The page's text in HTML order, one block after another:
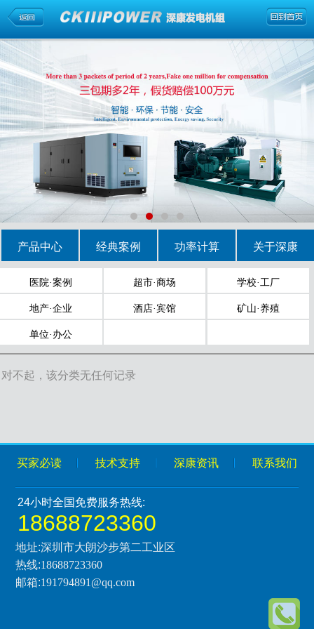
产品中心 经典案例 功率计算 关于深康
医院·案例 超市·商场 学校·工厂
地产·企业 酒店·宾馆 矿山·养殖
单位·办公
对不起，该分类无任何记录
买家必读 技术支持 深康资讯 联系我们
24小时全国免费服务热线:
18688723360
地址:深圳市大朗沙步第二工业区
热线:18688723360
邮箱:191794891@qq.com